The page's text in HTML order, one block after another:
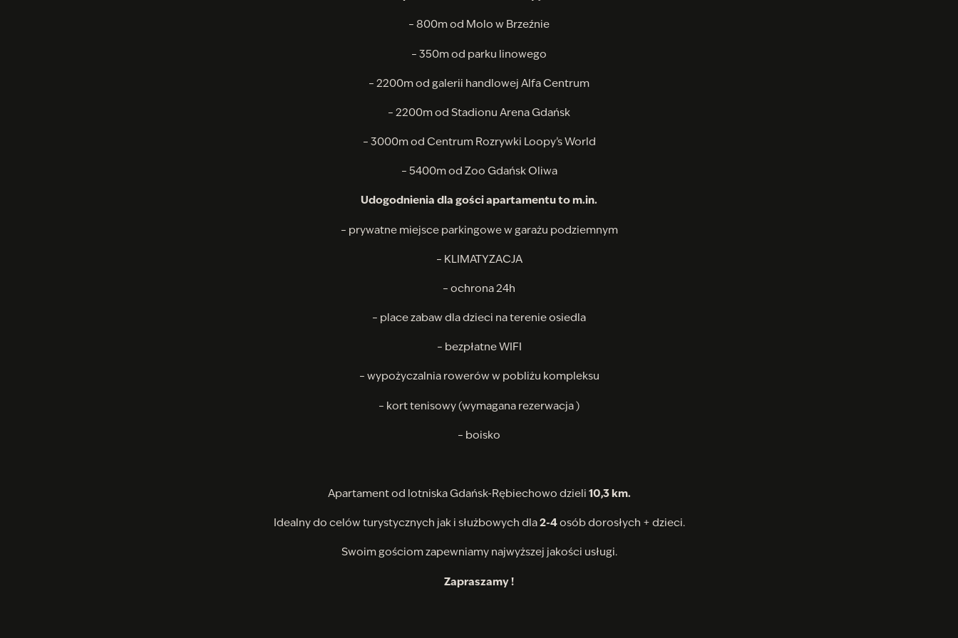
– 800m od Molo w Brzeźnie
– 350m od parku linowego
– 2200m od galerii handlowej Alfa Centrum
– 2200m od Stadionu Arena Gdańsk
– 3000m od Centrum Rozrywki Loopy’s World
– 5400m od Zoo Gdańsk Oliwa
Udogodnienia dla gości apartamentu to m.in.
– prywatne miejsce parkingowe w garażu podziemnym
– KLIMATYZACJA
– ochrona 24h
– place zabaw dla dzieci na terenie osiedla
– bezpłatne WIFI
– wypożyczalnia rowerów w pobliżu kompleksu
– kort tenisowy (wymagana rezerwacja )
– boisko
Apartament od lotniska Gdańsk-Rębiechowo dzieli 10,3 km.
Idealny do celów turystycznych jak i służbowych dla 2-4osób dorosłych + dzieci.
Swoim gościom zapewniamy najwyższej jakości usługi.
Zapraszamy !